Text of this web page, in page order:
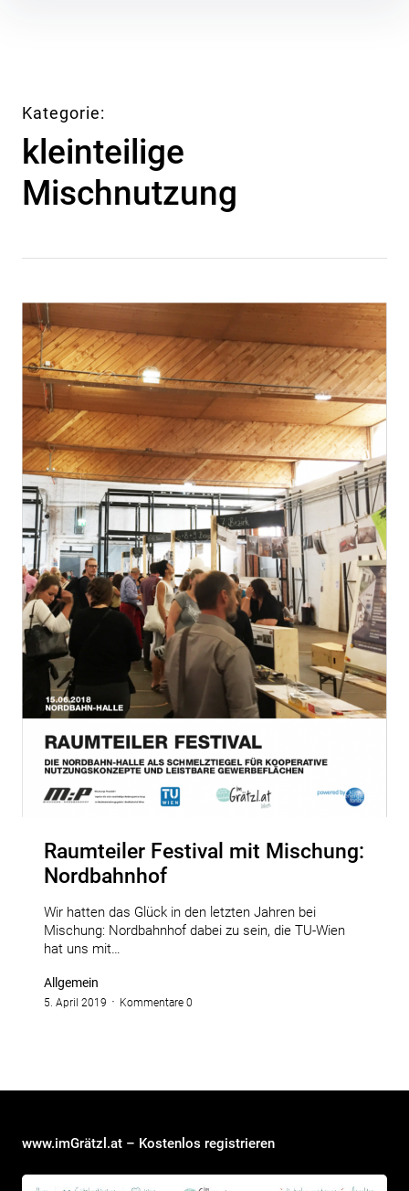
Kategorie
kleinteilige
Mischnutzung
Raumteiler Festival mit Mischung:
Nordbahnhof
Wir hatten das Glück in den letzten Jahren bei
Mischung: Nordbahnhof dabei zu sein, die TU-Wien
hat uns mit…
Allgemein
5. April 2019 Kommentare 0
www.imGrätzl.at – Kostenlos registrieren